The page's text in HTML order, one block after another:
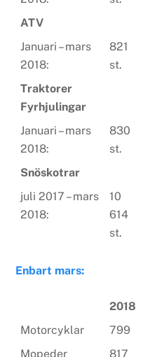
ATV
Januari – mars
2018:
821
st.
Traktorer
Fyrhjulingar
Januari – mars
2018:
830
st.
Snöskotrar
juli 2017 – mars
2018:
10
614
st.
Enbart mars:
2018
Motorcyklar
799
Mopeder
817